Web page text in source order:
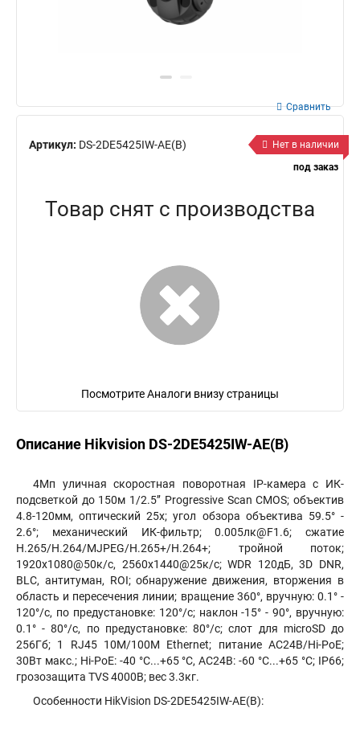
Артикул: DS-2DE5425IW-AE(B)
Сравнить
Нет в наличии
под заказ
Товар снят с производства
Посмотрите Аналоги внизу страницы
Описание Hikvision DS-2DE5425IW-AE(B)
4Мп уличная скоростная поворотная IP-камера с ИК-
подсветкой до 150м 1/2.5’’ Progressive Scan CMOS; объектив
4.8-120мм, оптический 25x; угол обзора объектива 59.5° -
2.6°; механический ИК-фильтр; 0.005лк@F1.6; сжатие
H.265/H.264/MJPEG/H.265+/H.264+; тройной поток;
1920х1080@50к/с, 2560х1440@25к/с; WDR 120дБ, 3D DNR,
BLC, антитуман, ROI; обнаружение движения, вторжения в
область и пересечения линии; вращение 360°, вручную: 0.1° -
120°/с, по предустановке: 120°/с; наклон -15° - 90°, вручную:
0.1° - 80°/с, по предустановке: 80°/с; слот для microSD до
256Гб; 1 RJ45 10M/100M Ethernet; питание AC24В/Hi-PoE;
30Вт макс.; Hi-PoE: -40 °C...+65 °C, AC24В: -60 °C...+65 °C; IP66;
грозозащита TVS 4000B; вес 3.3кг.
Особенности HikVision DS-2DE5425IW-AE(B):